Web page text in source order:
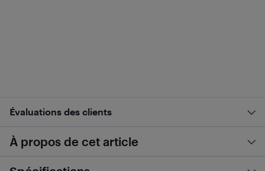
Évaluations des clients
À propos de cet article